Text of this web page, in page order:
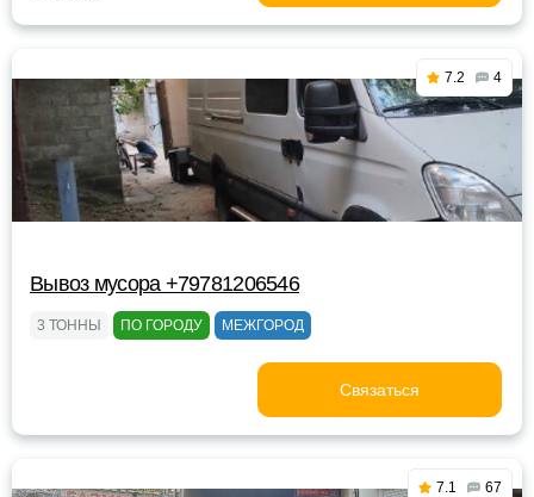
7.2 4
Вывоз мусора +79781206546
3 ТОННЫ ПО ГОРОДУ МЕЖГОРОД
Связаться
7.1 67